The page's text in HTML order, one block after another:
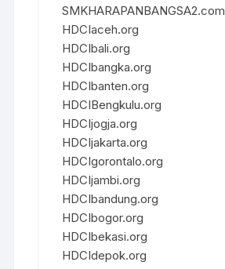
SMKHARAPANBANGSA2.com
HDCIaceh.org
HDCIbali.org
HDCIbangka.org
HDCIbanten.org
HDCIBengkulu.org
HDCIjogja.org
HDCIjakarta.org
HDCIgorontalo.org
HDCIjambi.org
HDCIbandung.org
HDCIbogor.org
HDCIbekasi.org
HDCIdepok.org